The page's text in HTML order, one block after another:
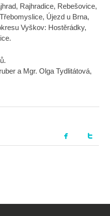
Rajhradice, Rebešovice,
Újezd u Brna,
Vyškov: Hostěrádky,
a Mgr. Olga Tydlitátová,